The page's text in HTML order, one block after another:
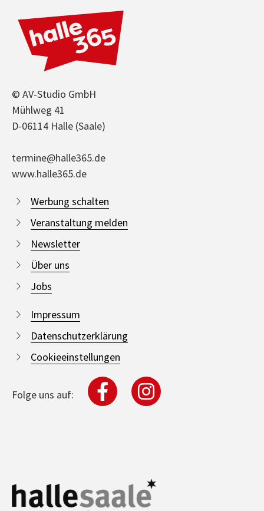
© AV-Studio GmbH
Mühlweg 41
D-06114 Halle (Saale)
termine@halle365.de
www.halle365.de
Werbung schalten
Veranstaltung melden
Newsletter
Über uns
Jobs
Impressum
Datenschutzerklärung
Cookieeinstellungen
Folge uns auf: